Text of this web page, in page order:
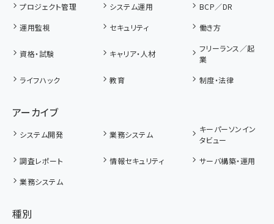
プロジェクト管理
システム運用
BCP／DR
運用監視
セキュリティ 働き方
資格・試験 キャリア・人材
フリーランス／起
業
ライフハック
教育 制度・法律
アーカイブ
システム開発 業務システム
キーパーソンイン
タビュー
調査レポート
情報セキュリティ
サーバ構築・運用
業務システム
種別